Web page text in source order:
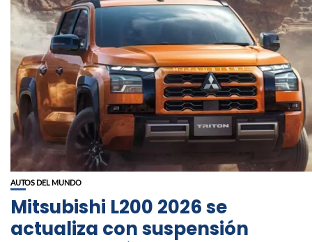
AUTOS DEL MUNDO
Mitsubishi L200 2026 se
actualiza con suspensión